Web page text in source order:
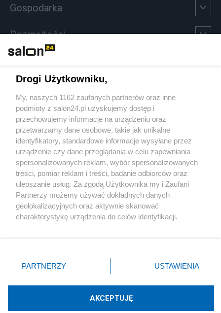
Gospodarka
Rozmaitości
Sport
Społeczeństwo
Kultura
X Facebook Instagram Youtube
Drogi Użytkowniku,
My, naszych 1162 zaufanych partnerów oraz inne
podmioty z salon24.pl uzyskujemy dostęp i
przechowujemy informacje na urządzeniu oraz
przetwarzamy dane osobowe, takie jak unikalne
identyfikatory, standardowe informacje wysyłane przez
urządzenie czy dane przeglądania w celu zapewniania
spersonalizowanych reklam, wybór spersonalizowanych
treści, pomiar reklam i treści, badanie odbiorców oraz
ulepszanie usług. Za zgodą Użytkownika my i Zaufani
Partnerzy możemy używać dokładnych danych
geolokalizacyjnych oraz aktywnie skanować
charakterystykę urządzenia do celów identyfikacji.
zmienić/wycofać klikając przycisk ustawień prywatności
znajdujący się w lewym dolnym rogu strony
rodzaje przetwarzania danych nie wymagają zgody
użytkownika, ale masz prawo sprzeciwić się takiemu
PARTNERZY USTAWIENIA
AKCEPTUJĘ